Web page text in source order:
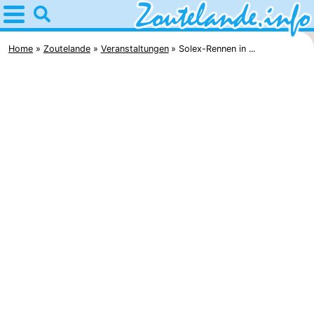
Home
Zoutelande
Home Zoutelande Veranstaltungen Solex-Rennen in ...